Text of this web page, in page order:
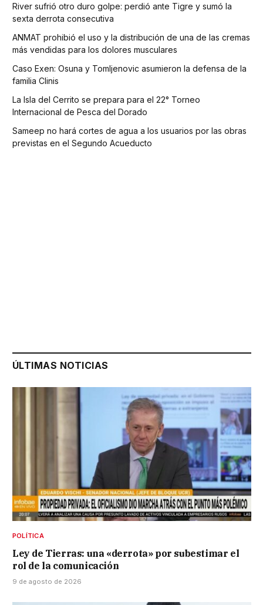
River sufrió otro duro golpe: perdió ante Tigre y sumó la
sexta derrota consecutiva
ANMAT prohibió el uso y la distribución de una de las cremas
más vendidas para los dolores musculares
Caso Exen: Osuna y Tomljenovic asumieron la defensa de la
familia Clinis
La Isla del Cerrito se prepara para el 22° Torneo
Internacional de Pesca del Dorado
Sameep no hará cortes de agua a los usuarios por las obras
previstas en el Segundo Acueducto
ÚLTIMAS NOTICIAS
POLÍTICA
Ley de Tierras: una «derrota» por subestimar el
rol de la comunicación
9 de agosto de 2026